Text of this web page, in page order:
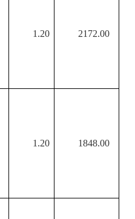
1.20 2172.00
1.20 1848.00